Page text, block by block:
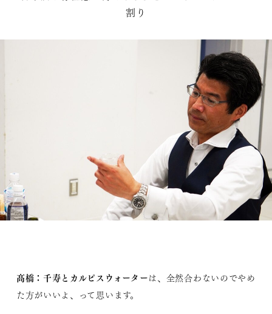
割り
髙橋： 千寿とカルピスウォーターは、全然合わないのでやめ
た方がいいよ、って思います。